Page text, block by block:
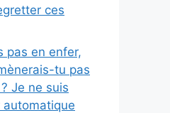
ces
pas en enfer,
tu pas
Je ne suis